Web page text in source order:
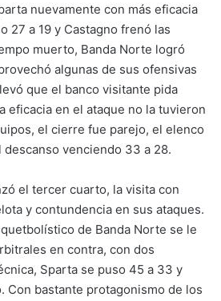
nuevamente con más eficacia
27 a 19 y Castagno frenó las
muerto, Banda Norte logró
algunas de sus ofensivas
que el banco visitante pida
eficacia en el ataque no la tuvieron
el cierre fue parejo, el elenco
descanso venciendo 33 a 28.
el tercer cuarto, la visita con
y contundencia en sus ataques.
de Banda Norte se le
en contra, con dos
Sparta se puso 45 a 33 y
Con bastante protagonismo de los